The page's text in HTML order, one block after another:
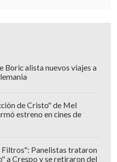
porDeadline, este
reunión para
en Escocia.
saga del hombre
Boric alista nuevos viajes a
de Cristo" de Mel
estreno en cines de
Filtros": Panelistas trataron
a Crespo y se retiraron del